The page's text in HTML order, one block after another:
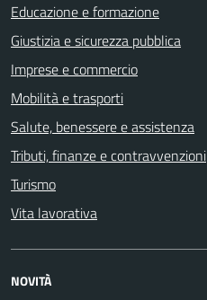
Educazione e formazione
Giustizia e sicurezza pubblica
Imprese e commercio
Mobilità e trasporti
Salute, benessere e assistenza
Tributi, finanze e contravvenzioni
Turismo
Vita lavorativa
NOVITÀ